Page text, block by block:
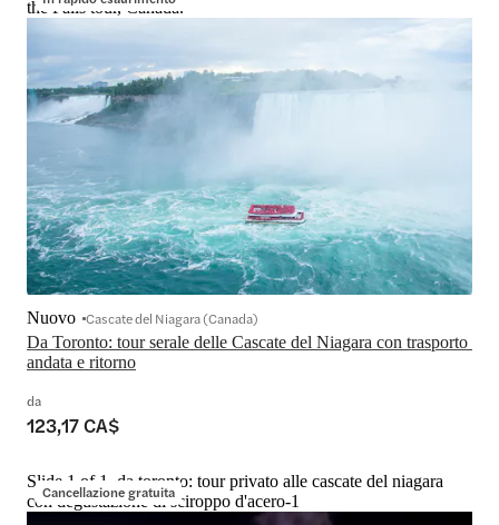
the Falls tour, Canada.
Da Toronto: tour serale delle Cascate del Niagara con trasporto
andata e ritorno
Nuovo Cascate del Niagara (Canada)
da
123,17 CA$
Cancellazione gratuita
Slide 1 of 1, da toronto: tour privato alle cascate del niagara
con degustazione di sciroppo d'acero-1